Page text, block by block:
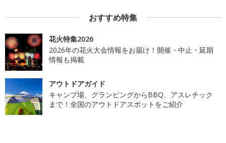
おすすめ特集
花火特集2026
2026年の花火大会情報をお届け！開催・中止・延期
情報も掲載
アウトドアガイド
キャンプ場、グランピングからBBQ、アスレチック
まで！全国のアウトドアスポットをご紹介